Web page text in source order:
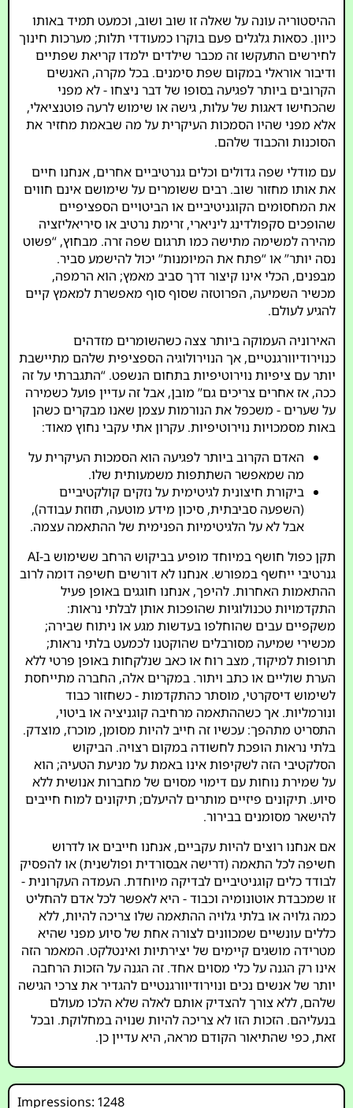
ההיסטוריה עונה על שאלה זו שוב ושוב, וכמעט תמיד באותו
כיוון. כסאות גלגלים פעם בוקרו כמעודדי תלות; מערכות חינוך
לחירשים התעקשו זה מכבר שילדים ילמדו קריאת שפתיים
ודיבור אוראלי במקום שפת סימנים. בכל מקרה, האנשים
הקרובים ביותר לפגיעה בסופו של דבר ניצחו - לא מפני
שהכחישו דאגות של עלות, גישה או שימוש לרעה פוטנציאלי,
אלא מפני שהיו הסמכות העיקרית על מה שבאמת מחזיר את
הסוכנות והכבוד שלהם.
עם מודלי שפה גדולים וכלים גנרטיביים אחרים, אנחנו חיים
את אותו מחזור שוב. רבים ששומרים על שימושם אינם חווים
את המחסומים הקוגניטיביים או הביטויים הספציפיים
שהופכים סקפולדינג ליניארי, זרימת נרטיב או סיריאליזציה
מהירה למשימה מתישה כמו תרגום שפה זרה. מבחוץ, “פשוט
נסה יותר” או “פתח את המיומנות” יכול להישמע סביר.
מבפנים, הכלי אינו קיצור דרך סביב מאמץ; הוא הרמפה,
מכשיר השמיעה, הפרוטזה שסוף סוף מאפשרת למאמץ קיים
להגיע לעולם.
האירוניה העמוקה ביותר צצה כשהשומרים מזדהים
כנוירודיוורגנטיים, אך הנוירולוגיה הספציפית שלהם מתיישבת
יותר עם ציפיות נוירוטיפיות בתחום הנשפט. “התגברתי על זה
ככה, אז אחרים צריכים גם” מובן, אבל זה עדיין פועל כשמירה
על שערים - משכפל את הנורמות עצמן שאנו מבקרים כשהן
באות מסמכויות נוירוטיפיות. עקרון אתי עקבי נחוץ מאוד:
האדם הקרוב ביותר לפגיעה הוא הסמכות העיקרית על
מה שמאפשר השתתפות משמעותית שלו.
ביקורת חיצונית לגיטימית על נזקים קולקטיביים
(השפעה סביבתית, סיכון מידע מוטעה, תזוזת עבודה),
אבל לא על הלגיטימיות הפנימית של ההתאמה עצמה.
תקן כפול חושף במיוחד מופיע בביקוש הרחב ששימוש ב-AI
גנרטיבי ייחשף במפורש. אנחנו לא דורשים חשיפה דומה לרוב
ההתאמות האחרות. להיפך, אנחנו חוגגים באופן פעיל
התקדמויות טכנולוגיות שהופכות אותן לבלתי נראות:
משקפיים עבים שהוחלפו בעדשות מגע או ניתוח שבירה;
מכשירי שמיעה מסורבלים שהוקטנו לכמעט בלתי נראות;
תרופות למיקוד, מצב רוח או כאב שנלקחות באופן פרטי ללא
הערת שוליים או כתב ויתור. במקרים אלה, החברה מתייחסת
לשימוש דיסקרטי, מוסתר כהתקדמות - כשחזור כבוד
ונורמליות. אך כשההתאמה מרחיבה קוגניציה או ביטוי,
התסריט מתהפך: עכשיו זה חייב להיות מסומן, מוכרז, מוצדק.
בלתי נראות הופכת לחשודה במקום רצויה. הביקוש
הסלקטיבי הזה לשקיפות אינו באמת על מניעת הטעיה; הוא
על שמירת נוחות עם דימוי מסוים של מחברות אנושית ללא
סיוע. תיקונים פיזיים מותרים להיעלם; תיקונים למוח חייבים
להישאר מסומנים בבירור.
אם אנחנו רוצים להיות עקביים, אנחנו חייבים או לדרוש
חשיפה לכל התאמה (דרישה אבסורדית ופולשנית) או להפסיק
לבודד כלים קוגניטיביים לבדיקה מיוחדת. העמדה העקרונית -
זו שמכבדת אוטונומיה וכבוד - היא לאפשר לכל אדם להחליט
כמה גלויה או בלתי גלויה ההתאמה שלו צריכה להיות, ללא
כללים עונשיים שמכוונים לצורה אחת של סיוע מפני שהיא
מטרידה מושגים קיימים של יצירתיות ואינטלקט. המאמר הזה
אינו רק הגנה על כלי מסוים אחד. זה הגנה על הזכות הרחבה
יותר של אנשים נכים ונוירודיוורגנטיים להגדיר את צרכי הגישה
שלהם, ללא צורך להצדיק אותם לאלה שלא הלכו מעולם
בנעליהם. הזכות הזו לא צריכה להיות שנויה במחלוקת. ובכל
זאת, כפי שהתיאור הקודם מראה, היא עדיין כן.
Impressions: 1248